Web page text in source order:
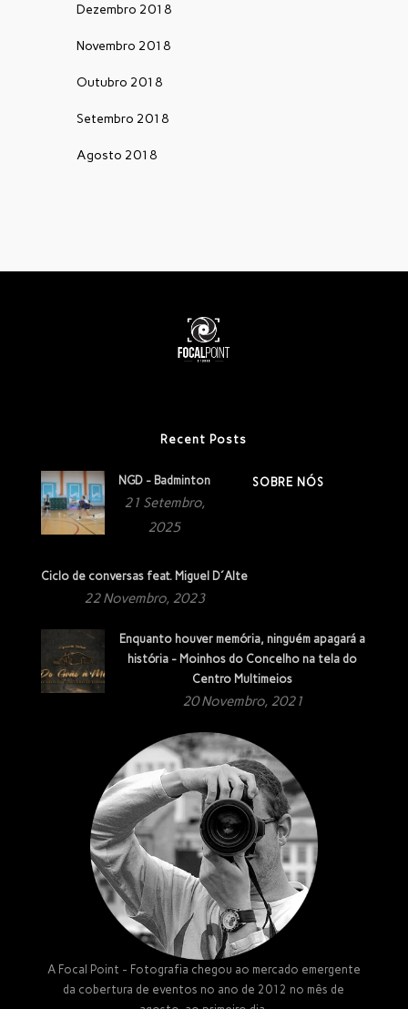
Dezembro 2018
Novembro 2018
Outubro 2018
Setembro 2018
Agosto 2018
Recent Posts
NGD - Badminton
21 Setembro,
2025
Ciclo de conversas feat. Miguel D´Alte
22 Novembro, 2023
Enquanto houver memória, ninguém apagará a
história - Moinhos do Concelho na tela do
Centro Multimeios
20 Novembro, 2021
SOBRE NÓS
A Focal Point - Fotografia chegou ao mercado emergente
da cobertura de eventos no ano de 2012 no mês de